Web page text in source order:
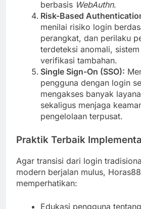
berbasis WebAuthn.
Risk-Based
menilai risiko login
perangkat, dan perilaku
terdeteksi anomali,
verifikasi tambahan.
Single Sign-On (SSO):
pengguna dengan login
mengakses banyak
sekaligus menjaga
pengelolaan terpusat.
Praktik Terbaik
Agar transisi dari login
modern berjalan mulus,
memperhatikan:
Edukasi pengguna